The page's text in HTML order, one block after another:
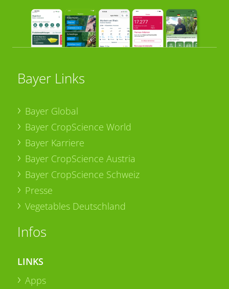
Bayer Links
Bayer Global
Bayer CropScience World
Bayer Karriere
Bayer CropScience Austria
Bayer CropScience Schweiz
Presse
Vegetables Deutschland
Infos
LINKS
Apps